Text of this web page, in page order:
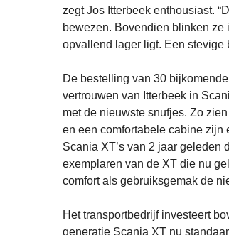
zegt Jos Itterbeek enthousiast.
bewezen. Bovendien blinken ze
opvallend lager ligt. Een stevige
De bestelling van 30
vertrouwen van Itterbeek in
met de nieuwste snufjes. Zo
en een comfortabele cabine zijn
Scania XT’s van 2 jaar geleden
exemplaren van de XT die nu
comfort als gebruiksgemak de
Het transportbedrijf investeert
generatie Scania XT nu